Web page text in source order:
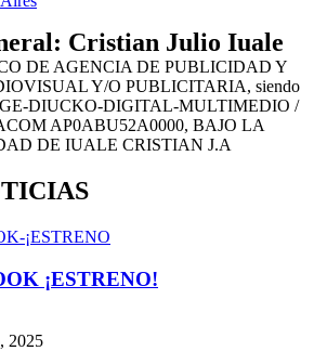
Cristian Julio Iuale
DE AGENCIA DE PUBLICIDAD Y
Y/O PUBLICITARIA, siendo
DIUCKO-DIGITAL-MULTIMEDIO /
AP0ABU52A0000, BAJO LA
DE IUALE CRISTIAN J.A
¡ESTRENO!
2025